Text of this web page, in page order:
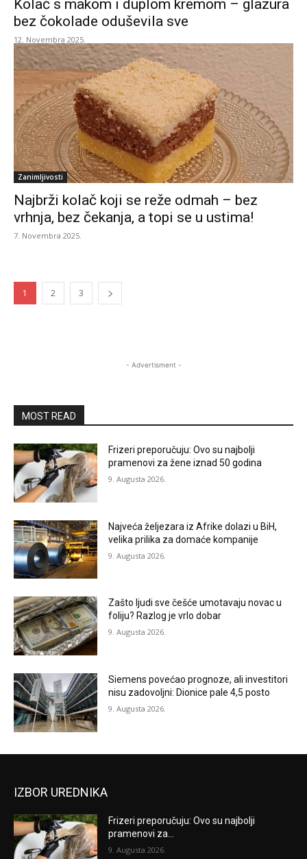
Kolač s makom i duplom kremom – glazura
bez čokolade oduševila sve
12. Novembra 2025.
Zanimljivosti
Najbrži kolač koji se reže odmah – bez
vrhnja, bez čekanja, a topi se u ustima!
7. Novembra 2025.
1 2 3
- Advertisment -
MOST READ
Frizeri preporučuju: Ovo su najbolji
pramenovi za žene iznad 50 godina
9. Augusta 2026.
Najveća željezara iz Afrike dolazi u BiH,
velika prilika za domaće kompanije
9. Augusta 2026.
Zašto ljudi sve češće umotavaju novac u
foliju? Razlog je vrlo dobar
9. Augusta 2026.
Siemens povećao prognoze, ali investitori
nisu zadovoljni: Dionice pale 4,5 posto
9. Augusta 2026.
IZBOR UREDNIKA
Frizeri preporučuju: Ovo su najbolji
pramenovi za...
9. Augusta 2026.